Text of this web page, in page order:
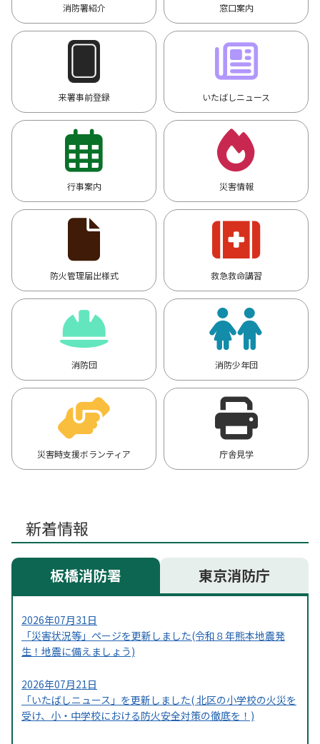
消防署紹介 窓口案内
来署事前登録 いたばしニュース
行事案内 災害情報
防火管理届出様式 救急救命講習
消防団 消防少年団
災害時支援ボランティア 庁舎見学
新着情報
板橋消防署 東京消防庁
2026年07月31日
「災害状況等」ページを更新しました(令和８年熊本地震発
生！地震に備えましょう)
2026年07月21日
「いたばしニュース」を更新しました( 北区の小学校の火災を
受け、小・中学校における防火安全対策の徹底を！)